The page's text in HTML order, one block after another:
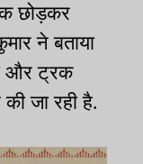
छोड़कर
ने बताया
और ट्रक
जा रही है.